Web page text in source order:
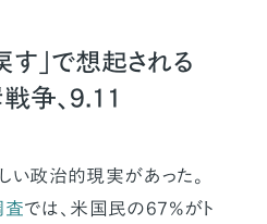
す」で想起される
争、9.11
政治的現実があった。
査では、米国民の67%がト